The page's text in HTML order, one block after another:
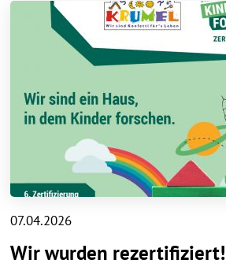
07.04.2026
Wir wurden rezertifiziert!